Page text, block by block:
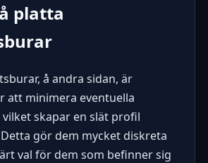
platta
å andra sidan, är
att minimera eventuella
skapar en slät profil
gör dem mycket diskreta
val för dem som befinner sig